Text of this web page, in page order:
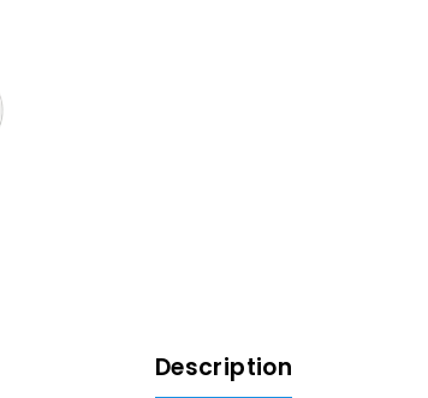
Description